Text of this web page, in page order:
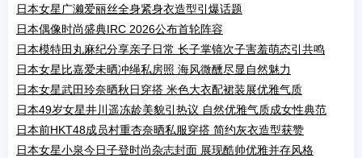
日本女星广濑爱丽丝全身紧身衣造型引爆话题
日本偶像时尚盛典IRC 2026公布首轮阵容
日本模特田丸麻纪分享亲子日常 长子掌镜次子害羞萌态引共鸣
日本女星比嘉爱未晒冲绳私房照 海风微醺尽显自然魅力
日本女星武田玲奈晒秋日穿搭 米色大衣配裙装展优雅气质
日本49岁女星井川遥冻龄美貌引热议 自然优雅气质成女性典范
日本前HKT48成员村重杏奈晒私服穿搭 简约灰衣造型获赞
日本女星小泉今日子登时尚杂志封面 展现酷帅优雅并存风格